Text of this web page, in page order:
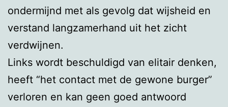
ondermijnd met als gevolg dat wijsheid en
verstand langzamerhand uit het zicht
verdwijnen.
Links wordt beschuldigd van elitair denken,
heeft “het contact met de gewone burger”
verloren en kan geen goed antwoord